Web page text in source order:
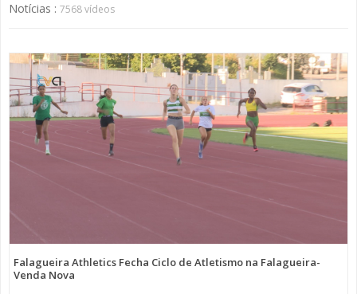
Notícias : 7568 vídeos
Falagueira Athletics Fecha Ciclo de Atletismo na Falagueira-
Venda Nova